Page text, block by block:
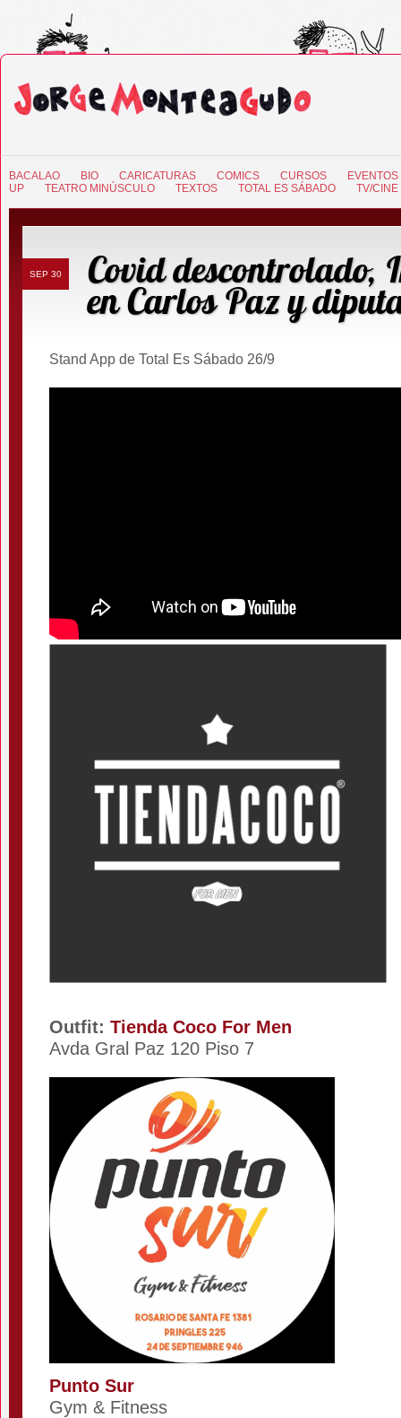
BACALAO BIO CARICATURAS COMICS CURSOS
EVENTOS
UP
TEATRO MINÚSCULO TEXTOS TOTAL ES SÁBADO TV/CINE
SEP 30 Covid descontrolado,
en Carlos Paz y
Stand App de Total Es Sábado 26/9
Outfit: Tienda Coco For Men
Avda Gral Paz 120 Piso 7
Punto Sur
Gym & Fitness